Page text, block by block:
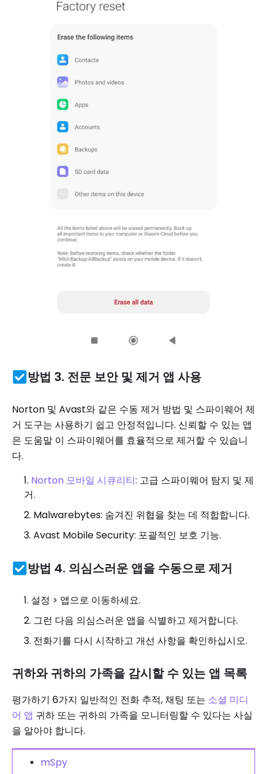
방법 3. 전문 보안 및 제거 앱 사용
Norton 및 Avast와 같은 수동 제거 방법 및 스파이웨어 제
거 도구는 사용하기 쉽고 안정적입니다. 신뢰할 수 있는 앱
은 도움말 이 스파이웨어를 효율적으로 제거할 수 있습니
다.
Norton 모바일 시큐리티: 고급 스파이웨어 탐지 및 제
거.
Malwarebytes: 숨겨진 위협을 찾는 데 적합합니다.
Avast Mobile Security: 포괄적인 보호 기능.
방법 4. 의심스러운 앱을 수동으로 제거
설정 > 앱으로 이동하세요.
그런 다음 의심스러운 앱을 식별하고 제거합니다.
전화기를 다시 시작하고 개선 사항을 확인하십시오.
귀하와 귀하의 가족을 감시할 수 있는 앱 목록
평가하기 6가지 일반적인 전화 추적, 채팅 또는 소셜 미디
어 앱 귀하 또는 귀하의 가족을 모니터링할 수 있다는 사실
을 알아야 합니다.
mSpy